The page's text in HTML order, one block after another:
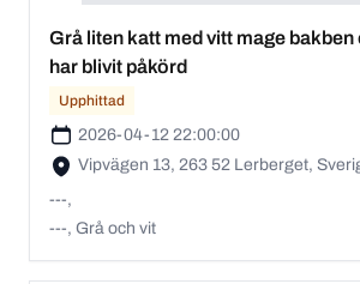
Grå liten katt med vitt mage
har blivit påkörd
Upphittad
2026-04-12 22:00:00
Vipvägen 13, 263 52 Lerberget,
---,
---, Grå och vit